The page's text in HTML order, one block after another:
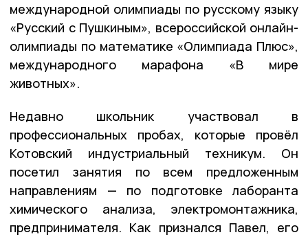
международной олимпиады по русскому языку
«Русский с Пушкиным», всероссийской онлайн-
олимпиады по математике «Олимпиада Плюс»,
международного марафона «В мире
животных».
Недавно школьник участвовал в
профессиональных пробах, которые провёл
Котовский индустриальный техникум. Он
посетил занятия по всем предложенным
направлениям — по подготовке лаборанта
химического анализа, электромонтажника,
предпринимателя. Как признался Павел, его